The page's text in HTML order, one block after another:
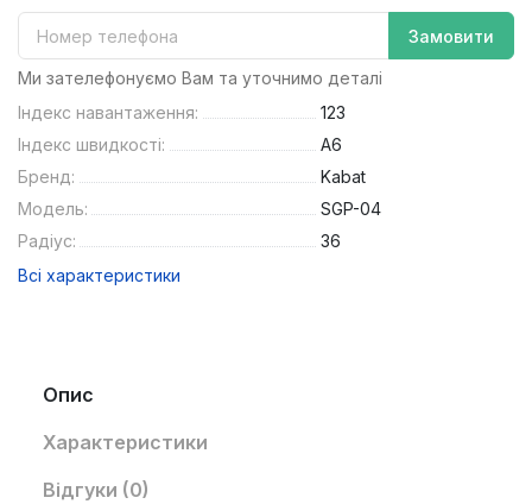
Замовити
Ми зателефонуємо Вам та уточнимо деталі
Індекс навантаження:
123
Індекс швидкості:
A6
Бренд:
Kabat
Модель:
SGP-04
Радіус:
36
Всі характеристики
Опис
Характеристики
Відгуки (0)